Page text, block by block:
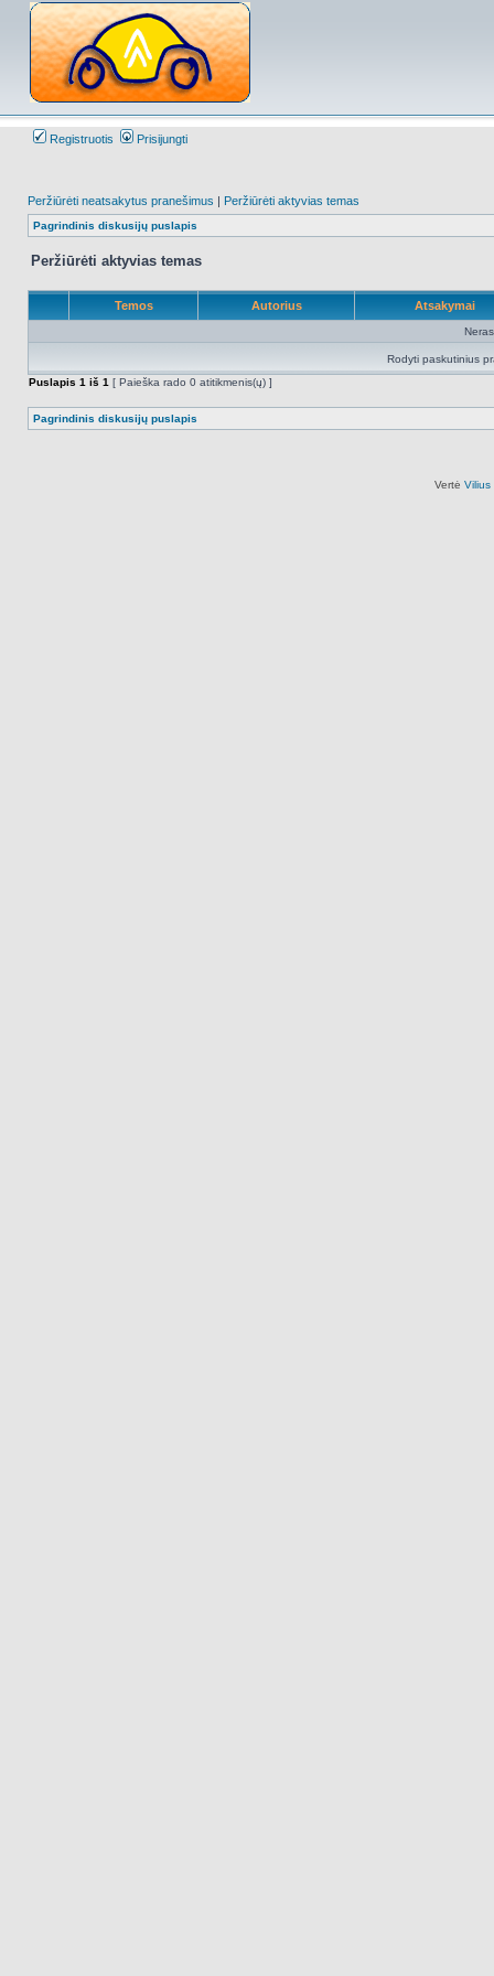
Registruotis Prisijungti
Peržiūrėti neatsakytus pranešimus | Peržiūrėti aktyvias temas
Pagrindinis diskusijų puslapis
Peržiūrėti aktyvias temas
Temos Autorius Atsakymai
Rodyti paskutinius
Puslapis 1 iš 1 [ Paieška rado 0 atitikmenis(ų) ]
Pagrindinis diskusijų puslapis
Vertė Vilius